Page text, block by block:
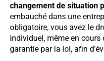
changement de situation
embauché dans une
obligatoire, vous avez le
individuel, même en cours
garantie par la loi, afin